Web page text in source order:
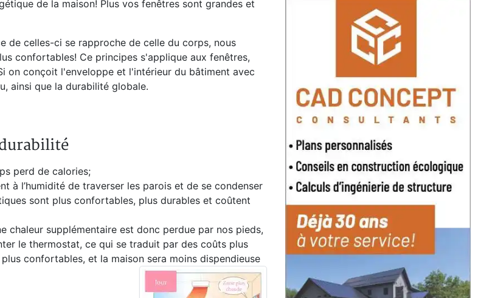
de la maison! Plus vos fenêtres sont grandes et
de celles-ci se rapproche de celle du corps, nous
confortables! Ce principes s'applique aux fenêtres,
on conçoit l'enveloppe et l'intérieur du bâtiment avec
ainsi que la durabilité globale.
perd de calories;
à l’humidité de traverser les parois et de se condenser
sont plus confortables, plus durables et coûtent
chaleur supplémentaire est donc perdue par nos pieds,
le thermostat, ce qui se traduit par des coûts plus
confortables, et la maison sera moins dispendieuse